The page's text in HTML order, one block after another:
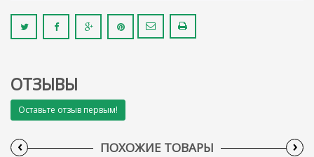
ОТЗЫВЫ
Оставьте отзыв первым!
ПОХОЖИЕ ТОВАРЫ
‹ ›